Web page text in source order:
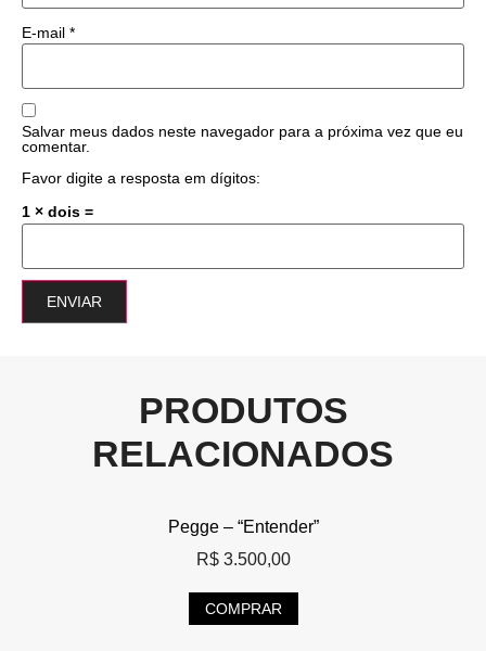
E-mail *
Salvar meus dados neste navegador para a próxima vez que eu
comentar.
Favor digite a resposta em dígitos:
1 × dois =
PRODUTOS
RELACIONADOS
Pegge – “Entender”
R$3.500,00
COMPRAR